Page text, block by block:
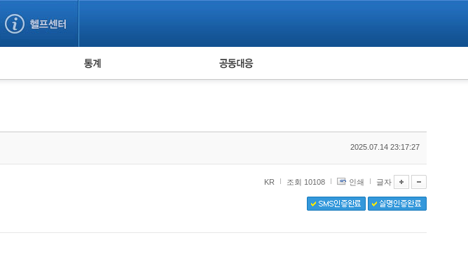
요! 누적 피해사례 통계 피해자 공동대응
2025.07.14 23:17:27
KR 조회 10108 인쇄 글자